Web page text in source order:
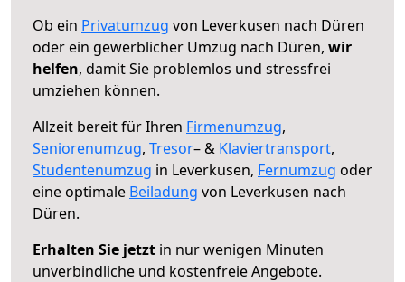
Ob ein Privatumzug von Leverkusen nach Düren
oder ein gewerblicher Umzug nach Düren, wir
helfen, damit Sie problemlos und stressfrei
umziehen können.
Allzeit bereit für Ihren Firmenumzug,
Seniorenumzug, Tresor– & Klaviertransport,
Studentenumzug in Leverkusen, Fernumzug oder
eine optimale Beiladung von Leverkusen nach
Düren.
Erhalten Sie jetzt in nur wenigen Minuten
unverbindliche und kostenfreie Angebote.